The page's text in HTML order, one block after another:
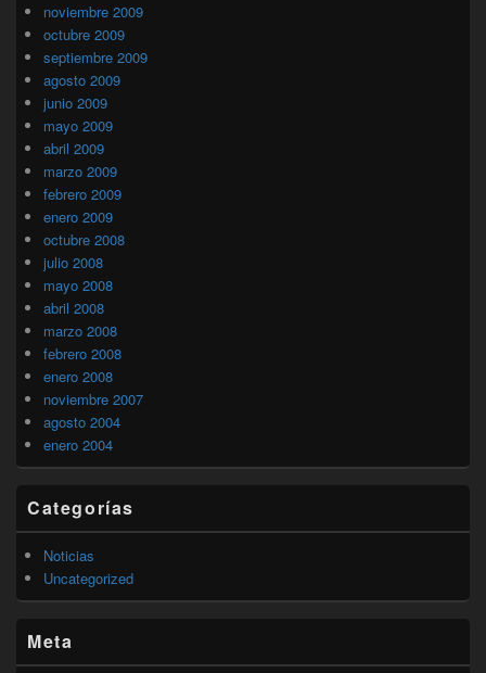
noviembre 2009
octubre 2009
septiembre 2009
agosto 2009
junio 2009
mayo 2009
abril 2009
marzo 2009
febrero 2009
enero 2009
octubre 2008
julio 2008
mayo 2008
abril 2008
marzo 2008
febrero 2008
enero 2008
noviembre 2007
agosto 2004
enero 2004
Categorías
Noticias
Uncategorized
Meta